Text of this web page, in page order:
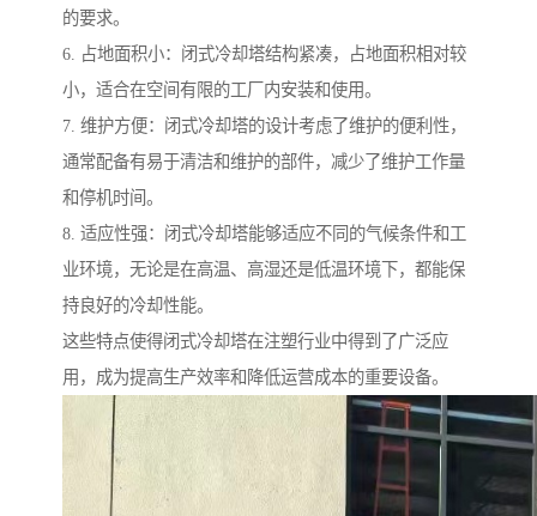
的要求。
6. 占地面积小：闭式冷却塔结构紧凑，占地面积相对较
小，适合在空间有限的工厂内安装和使用。
7. 维护方便：闭式冷却塔的设计考虑了维护的便利性，
通常配备有易于清洁和维护的部件，减少了维护工作量
和停机时间。
8. 适应性强：闭式冷却塔能够适应不同的气候条件和工
业环境，无论是在高温、高湿还是低温环境下，都能保
持良好的冷却性能。
这些特点使得闭式冷却塔在注塑行业中得到了广泛应
用，成为提高生产效率和降低运营成本的重要设备。